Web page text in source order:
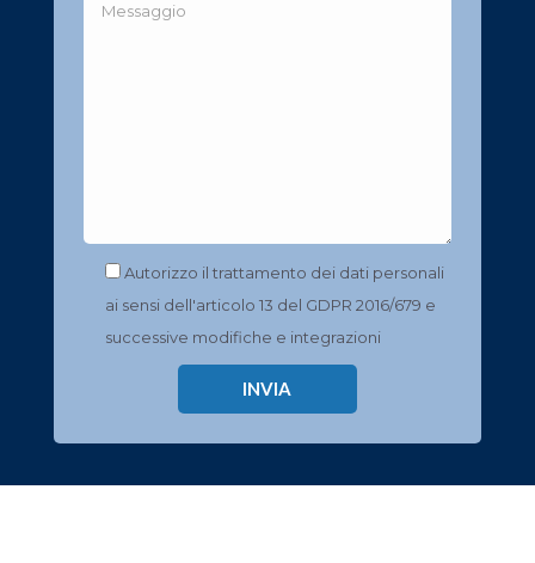
Autorizzo il trattamento dei dati personali
ai sensi dell'articolo 13 del GDPR 2016/679 e
successive modifiche e integrazioni